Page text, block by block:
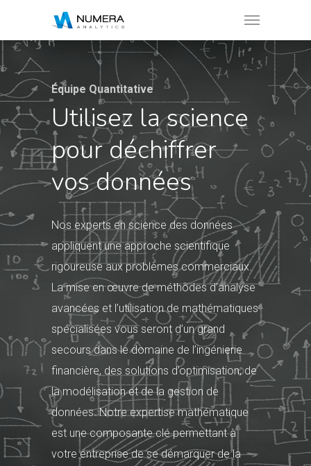
Équipe Quantitative
Utilisez la science
pour déchiffrer
vos données
Nos experts en science des données
appliquent une approche scientifique
rigoureuse aux problèmes commerciaux.
La mise en œuvre de méthodes d’analyse
avancées et l’utilisation de mathématiques
spécialisées vous seront d’un grand
secours dans le domaine de l’ingénierie
financière, des solutions d’optimisation, de
la modélisation et de la gestion de
données. Notre expertise mathématique
est une composante clé permettant à
votre entreprise de se démarquer de la